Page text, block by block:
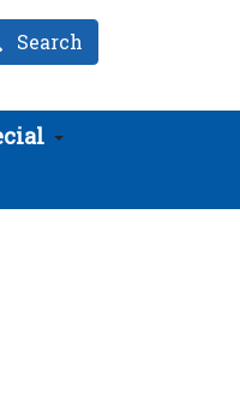
Search